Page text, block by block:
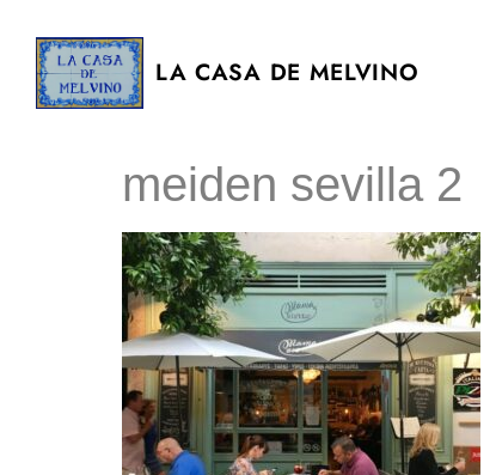
LA CASA DE MELVINO
meiden sevilla 2